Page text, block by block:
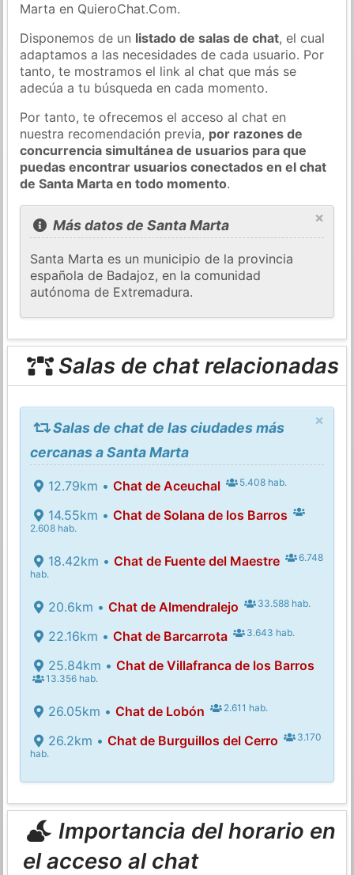
Marta en QuieroChat.Com.
Disponemos de un listado de salas de chat, el cual
adaptamos a las necesidades de cada usuario. Por
tanto, te mostramos el link al chat que más se
adecúa a tu búsqueda en cada momento.
Por tanto, te ofrecemos el acceso al chat en
nuestra recomendación previa, por razones de
concurrencia simultánea de usuarios para que
puedas encontrar usuarios conectados en el chat
de Santa Marta en todo momento.
×
Más datos de Santa Marta
Santa Marta es un municipio de la provincia
española de Badajoz, en la comunidad
autónoma de Extremadura.
Salas de chat relacionadas
×
Salas de chat de las ciudades más
cercanas a Santa Marta
12.79km • Chat de Aceuchal 5.408 hab.
14.55km • Chat de Solana de los Barros
2.608 hab.
18.42km • Chat de Fuente del Maestre
6.748
hab.
20.6km • Chat de Almendralejo 33.588 hab.
22.16km • Chat de Barcarrota 3.643 hab.
25.84km • Chat de Villafranca de los Barros
13.356 hab.
26.05km • Chat de Lobón 2.611 hab.
26.2km • Chat de Burguillos del Cerro
3.170
hab.
Importancia del horario en
el acceso al chat